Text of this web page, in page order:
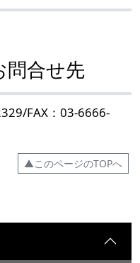
問合せ先
FAX：03-6666-
▲このページのTOPへ